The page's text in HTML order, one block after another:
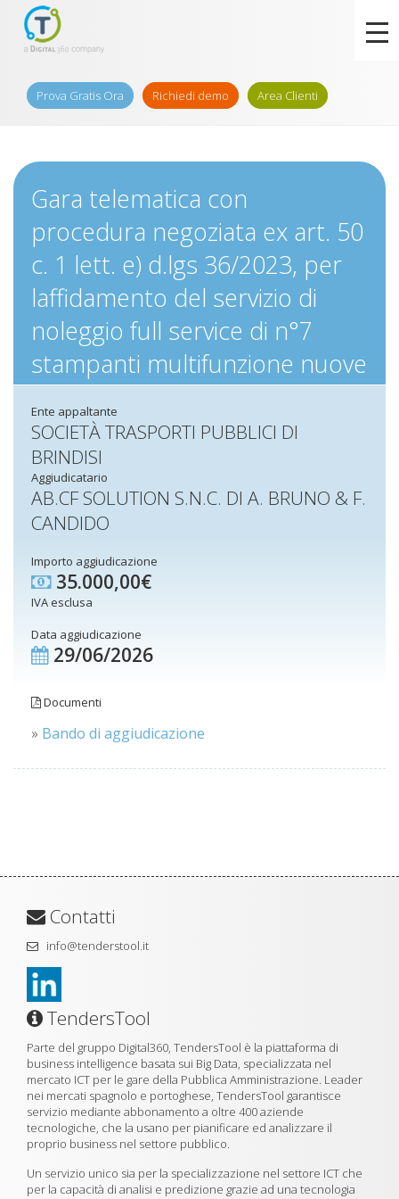
Prova Gratis Ora Richiedi demo Area Clienti
Gara telematica con
procedura negoziata ex art. 50
c. 1 lett. e) d.lgs 36/2023, per
laffidamento del servizio di
noleggio full service di n°7
stampanti multifunzione nuove
Ente appaltante
SOCIETÀ TRASPORTI PUBBLICI DI
BRINDISI
Aggiudicatario
AB.CF SOLUTION S.N.C. DI A. BRUNO & F.
CANDIDO
Importo aggiudicazione
35.000,00€
IVA esclusa
Data aggiudicazione
29/06/2026
Documenti
» Bando di aggiudicazione
Contatti
info@tenderstool.it
TendersTool
Parte del gruppo Digital360, TendersTool è la piattaforma di
business intelligence basata sui Big Data, specializzata nel
mercato ICT per le gare della Pubblica Amministrazione. Leader
nei mercati spagnolo e portoghese, TendersTool garantisce
servizio mediante abbonamento a oltre 400 aziende
tecnologiche, che la usano per pianificare ed analizzare il
proprio business nel settore pubblico.
Un servizio unico sia per la specializzazione nel settore ICT che
per la capacità di analisi e predizione grazie ad una tecnologia